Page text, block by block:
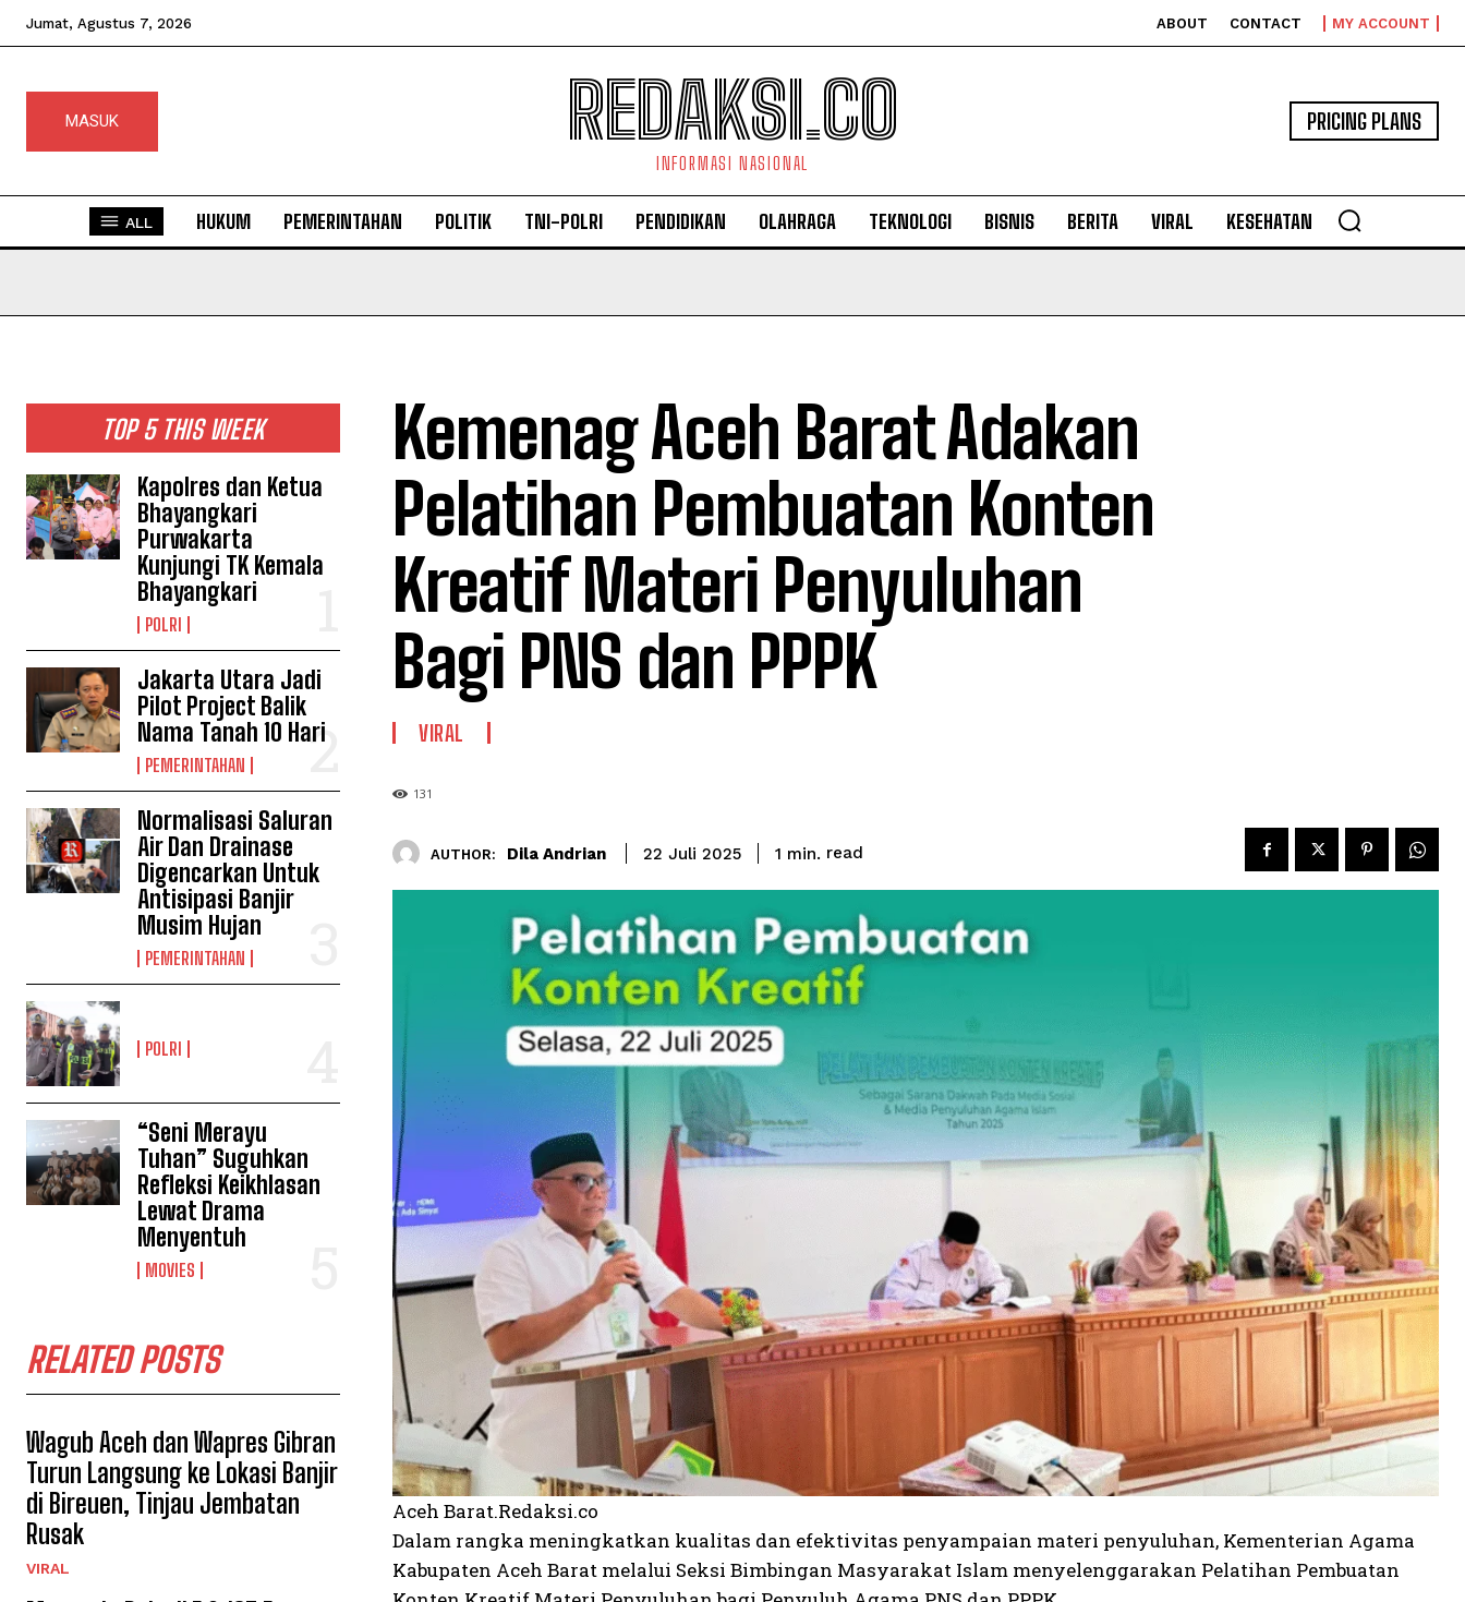
Jumat, Agustus 7, 2026 ABOUT CONTACT MY ACCOUNT
MASUK REDAKSI.CO
INFORMASI NASIONAL
PRICING PLANS
ALL HUKUM PEMERINTAHAN POLITIK TNI-POLRI PENDIDIKAN OLAHRAGA TEKNOLOGI BISNIS BERITA VIRAL KESEHATAN
TOP 5 THIS WEEK
Kapolres dan Ketua
Bhayangkari
Purwakarta
Kunjungi TK Kemala
Bhayangkari
POLRI
Jakarta Utara Jadi
Pilot Project Balik
Nama Tanah 10 Hari
PEMERINTAHAN
Normalisasi Saluran
Air Dan Drainase
Digencarkan Untuk
Antisipasi Banjir
Musim Hujan
PEMERINTAHAN
POLRI
“Seni Merayu
Tuhan” Suguhkan
Refleksi Keikhlasan
Lewat Drama
Menyentuh
MOVIES
RELATED POSTS
Wagub Aceh dan Wapres Gibran
Turun Langsung ke Lokasi Banjir
di Bireuen, Tinjau Jembatan
Rusak
VIRAL
Kemenag Aceh Barat Adakan
Pelatihan Pembuatan Konten
Kreatif Materi Penyuluhan
Bagi PNS dan PPPK
VIRAL
131
AUTHOR: Dila Andrian 22 Juli 2025 1 min. read
Aceh Barat.Redaksi.co
Dalam rangka meningkatkan kualitas dan efektivitas penyampaian materi penyuluhan, Kementerian Agama
Kabupaten Aceh Barat melalui Seksi Bimbingan Masyarakat Islam menyelenggarakan Pelatihan Pembuatan